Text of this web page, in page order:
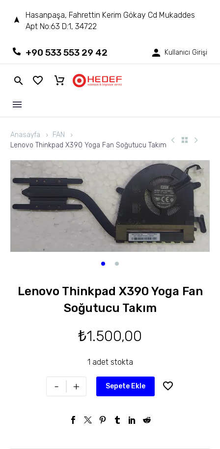
Hasanpaşa, Fahrettin Kerim Gökay Cd Mukaddes
Apt No:63 D:1, 34722
+90 533 553 29 42 Kullanıcı Girişi
Anasayfa
FAN
Lenovo Thinkpad X390 Yoga Fan Soğutucu Takım
Lenovo Thinkpad X390 Yoga Fan
Soğutucu Takım
₺1.500,00
1 adet stokta
- + Sepete Ekle